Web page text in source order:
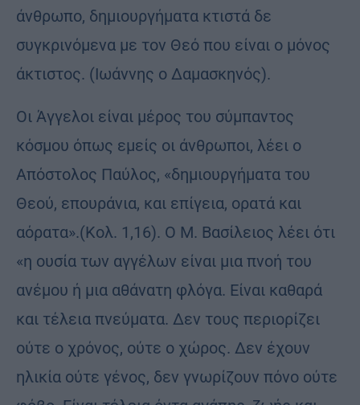
άνθρωπο, δημιουργήματα κτιστά δε
συγκρινόμενα με τον Θεό που είναι ο μόνος
άκτιστος. (Ιωάννης ο Δαμασκηνός).
Οι Άγγελοι είναι μέρος του σύμπαντος
κόσμου όπως εμείς οι άνθρωποι, λέει ο
Απόστολος Παύλος, «δημιουργήματα του
Θεού, επουράνια, και επίγεια, ορατά και
αόρατα».(Κολ. 1,16). Ο Μ. Βασίλειος λέει ότι
«η ουσία των αγγέλων είναι μια πνοή του
ανέμου ή μια αθάνατη φλόγα. Είναι καθαρά
και τέλεια πνεύματα. Δεν τους περιορίζει
ούτε ο χρόνος, ούτε ο χώρος. Δεν έχουν
ηλικία ούτε γένος, δεν γνωρίζουν πόνο ούτε